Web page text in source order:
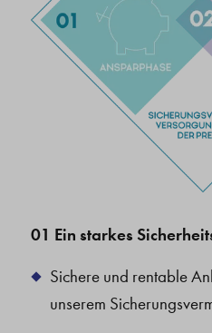
01 Ein starkes
Sichere und rentable
unserem